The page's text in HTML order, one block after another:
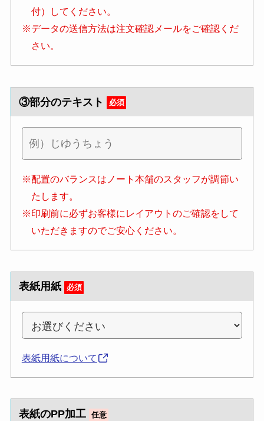
付）してください。
※データの送信方法は注文確認メールをご確認くだ
さい。
③部分のテキスト 必須
※配置のバランスはノート本舗のスタッフが調節い
たします。
※印刷前に必ずお客様にレイアウトのご確認をして
いただきますのでご安心ください。
表紙用紙 必須
表紙用紙について
表紙のPP加工 任意